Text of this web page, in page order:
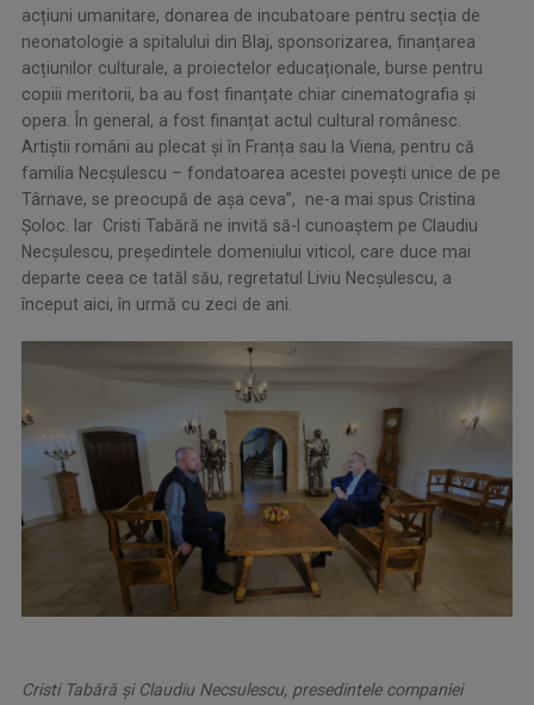
acțiuni umanitare, donarea de incubatoare pentru secția de
neonatologie a spitalului din Blaj, sponsorizarea, finanțarea
acțiunilor culturale, a proiectelor educaționale, burse pentru
copiii meritorii, ba au fost finanțate chiar cinematografia și
opera. În general, a fost finanțat actul cultural românesc.
Artiștii români au plecat și în Franța sau la Viena, pentru că
familia Necșulescu – fondatoarea acestei povești unice de pe
Târnave, se preocupă de așa ceva”, ne-a mai spus Cristina
Şoloc. Iar Cristi Tabără ne invită să-l cunoaștem pe Claudiu
Necșulescu, președintele domeniului viticol, care duce mai
departe ceea ce tatăl său, regretatul Liviu Necșulescu, a
început aici, în urmă cu zeci de ani.
Cristi Tabără și Claudiu Necsulescu, presedintele companiei